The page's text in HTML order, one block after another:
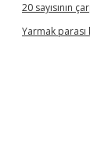
20 sayısının
Yarmak parası